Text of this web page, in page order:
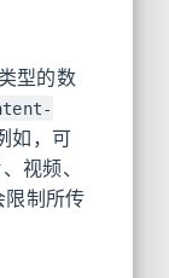
型的数
如，可
视频、
限制所传